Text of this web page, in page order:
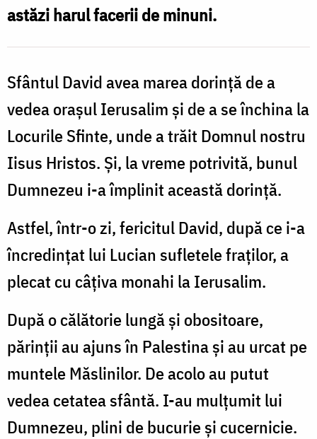
Gabriela
Pipirig
astăzi harul facerii de minuni.
Sfântul David avea marea dorinţă de a
vedea oraşul Ierusalim şi de a se închina la
Locurile Sfinte, unde a trăit Domnul nostru
Iisus Hristos. Şi, la vreme potrivită, bunul
Dumnezeu i-a împlinit această dorinţă.
Astfel, într-o zi, fericitul David, după ce i-a
încredinţat lui Lucian sufletele fraţilor, a
plecat cu câţiva monahi la Ierusalim.
După o călătorie lungă şi obositoare,
părinţii au ajuns în Palestina şi au urcat pe
muntele Măslinilor. De acolo au putut
vedea cetatea sfântă. I-au mulţumit lui
Dumnezeu, plini de bucurie şi cucernicie.